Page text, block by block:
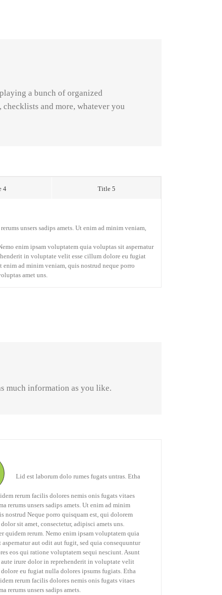
a bunch of organized
and more, whatever you
4 Title 5
unsers sadips amets. Ut enim ad minim veniam,
enim ipsam voluptatem quia voluptas sit aspernatur
in voluptate velit esse cillum dolore eu fugiat
enim ad minim veniam, quis nostrud neque porro
amet uns.
much information as you like.
Lid est laborum dolo rumes fugats untras. Etha
rerum facilis dolores nemis onis fugats vitaes
rerums unsers sadips amets. Ut enim ad minim
nostrud Neque porro quisquam est, qui dolorem
sit amet, consectetur, adipisci amets uns.
quidem rerum. Nemo enim ipsam voluptatem quia
aut odit aut fugit, sed quia consequuntur
eos qui ratione voluptatem sequi nesciunt. Asunt
irure dolor in reprehenderit in voluptate velit
eu fugiat nulla dolores ipsums fugiats. Etha
rerum facilis dolores nemis onis fugats vitaes
rerums unsers sadips amets.